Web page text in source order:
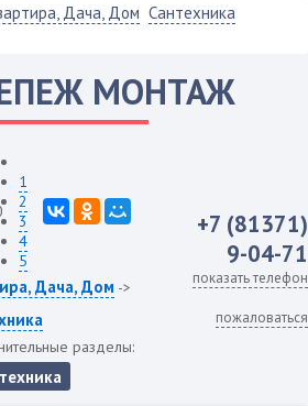
Дача, Дом Сантехника
МОНТАЖ
1
2
3
4
5
Дача, Дом ->
разделы:
+7 (81371)
9-04-71
показать телефон
пожаловаться